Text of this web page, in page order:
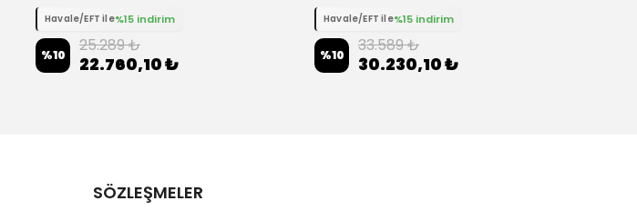
Havale/EFT ile%15 indirim
%10 25.289 ₺
22.760,10 ₺
Havale/EFT ile%15 indirim
%10 33.589 ₺
30.230,10 ₺
SÖZLEŞMELER